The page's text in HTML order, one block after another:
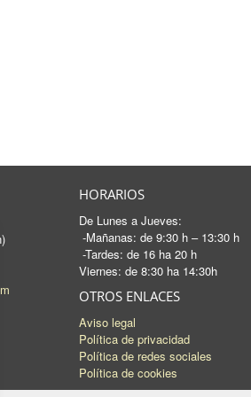
HORARIOS
De Lunes a Jueves:
-Mañanas: de 9:30 h – 13:30 h
-Tardes: de 16 ha 20 h
Viernes: de 8:30 ha 14:30h
OTROS ENLACES
Aviso legal
Política de privacidad
Política de redes sociales
Política de cookies